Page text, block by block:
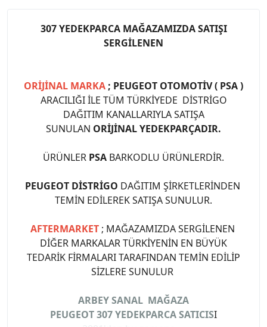
307 YEDEKPARCA MAĞAZAMIZDA SATIŞI
SERGİLENEN
ORİJİNAL MARKA ; PEUGEOT OTOMOTİV ( PSA )
ARACILIĞI İLE TÜM TÜRKİYEDE DİSTRİGO
DAĞITIM KANALLARIYLA SATIŞA
SUNULAN ORİJİNAL YEDEKPARÇADIR.
ÜRÜNLER PSA BARKODLU ÜRÜNLERDİR.
PEUGEOT DİSTRİGO DAĞITIM ŞİRKETLERİNDEN
TEMİN EDİLEREK SATIŞA SUNULUR.
AFTERMARKET ; MAĞAZAMIZDA SERGİLENEN
DİĞER MARKALAR TÜRKİYENİN EN BÜYÜK
TEDARİK FİRMALARI TARAFINDAN TEMİN EDİLİP
SİZLERE SUNULUR
ARBEY SANAL MAĞAZA
PEUGEOT 307 YEDEKPARCA SATICISI